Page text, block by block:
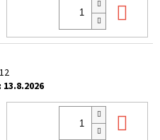
13.8.2026